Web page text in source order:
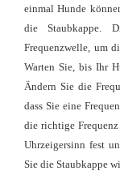
einmal Hunde
die Staubkappe.
Frequenzwelle, um
Warten Sie, bis Ihr
Ändern Sie die
dass Sie eine
die richtige
Uhrzeigersinn fest
Sie die Staubkappe